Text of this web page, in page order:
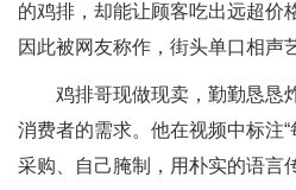
的鸡排，却能让顾客吃出远超价
因此被网友称作，街头单口相声
鸡排哥现做现卖，勤勤恳恳
消费者的需求。他在视频中标注
采购、自己腌制，用朴实的语言